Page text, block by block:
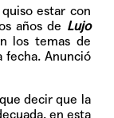
estar con
años de Lujo
los temas de
fecha. Anunció
decir que la
en esta